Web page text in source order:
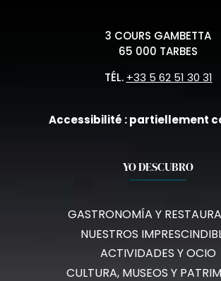
3 COURS GAMBETTA
65 000 TARBES
TÉL. +33 5 62 51 30 31
Accessibilité : partiellement
YO DESCUBRO
GASTRONOMÍA Y
NUESTROS
ACTIVIDADES Y OCIO
CULTURA, MUSEOS Y